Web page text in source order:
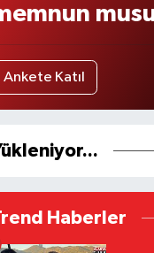
Ankete Katıl
Haberler